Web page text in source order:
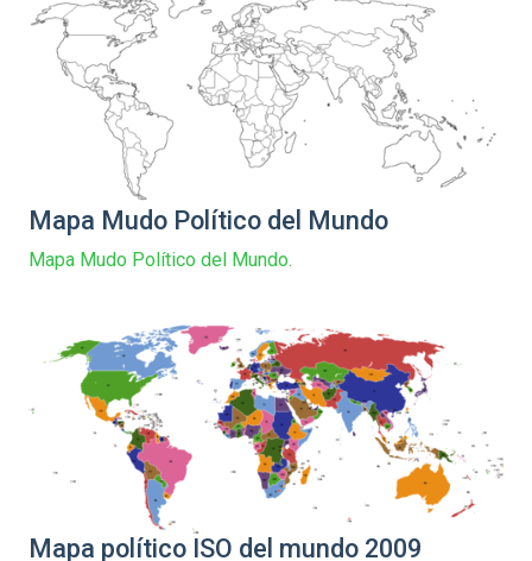
Mapa Mudo Político del Mundo
Mapa Mudo Político del Mundo.
Mapa político ISO del mundo 2009